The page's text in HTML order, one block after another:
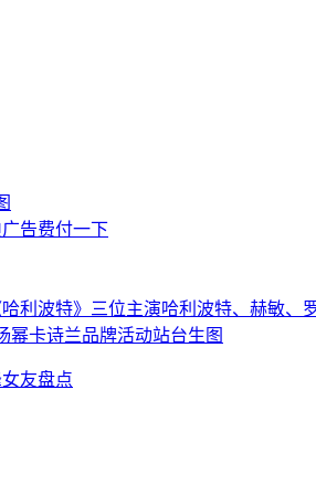
告费付一下
哈利波特》三位主演哈利波特、赫敏、
幂卡诗兰品牌活动站台生图
友盘点